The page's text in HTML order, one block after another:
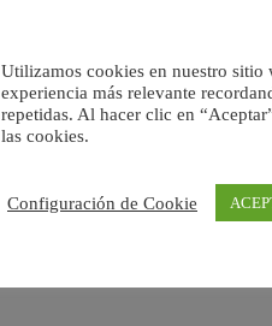
Utilizamos cookies en nuestro sitio
experiencia más relevante
repetidas. Al hacer clic en
las cookies.
Configuración de Cookie